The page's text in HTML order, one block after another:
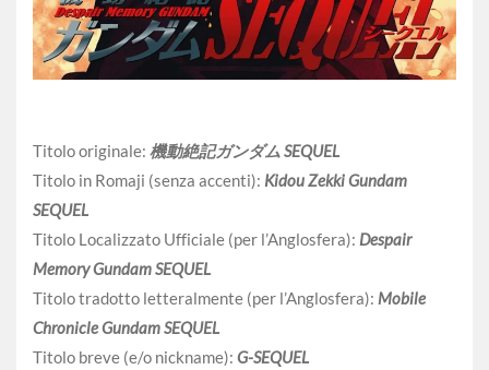
Titolo originale: 機動絶記ガンダム SEQUEL
Titolo in Romaji (senza accenti): Kidou Zekki Gundam
SEQUEL
Titolo Localizzato Ufficiale (per l’Anglosfera): Despair
Memory Gundam SEQUEL
Titolo tradotto letteralmente (per l’Anglosfera): Mobile
Chronicle Gundam SEQUEL
Titolo breve (e/o nickname): G-SEQUEL